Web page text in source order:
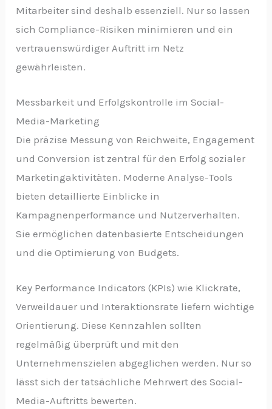
Mitarbeiter sind deshalb essenziell. Nur so lassen
sich Compliance-Risiken minimieren und ein
vertrauenswürdiger Auftritt im Netz
gewährleisten.
Messbarkeit und Erfolgskontrolle im Social-
Media-Marketing
Die präzise Messung von Reichweite, Engagement
und Conversion ist zentral für den Erfolg sozialer
Marketingaktivitäten. Moderne Analyse-Tools
bieten detaillierte Einblicke in
Kampagnenperformance und Nutzerverhalten.
Sie ermöglichen datenbasierte Entscheidungen
und die Optimierung von Budgets.
Key Performance Indicators (KPIs) wie Klickrate,
Verweildauer und Interaktionsrate liefern wichtige
Orientierung. Diese Kennzahlen sollten
regelmäßig überprüft und mit den
Unternehmenszielen abgeglichen werden. Nur so
lässt sich der tatsächliche Mehrwert des Social-
Media-Auftritts bewerten.